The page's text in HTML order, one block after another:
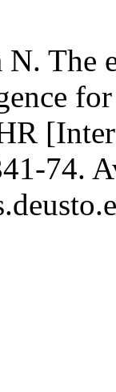
N. The
for
74.